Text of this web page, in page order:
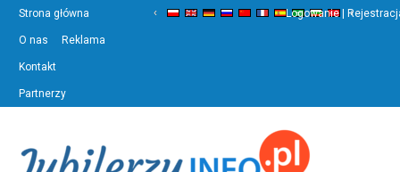
Strona główna
O nas Reklama
Kontakt
Partnerzy
‹ ›
Logowanie |